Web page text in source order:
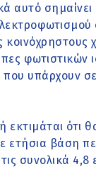
αυτό σημαίνει
κοινόχρηστους
φωτιστικών
που υπάρχουν
ότι
ετήσια βάση
συνολικά 4,8